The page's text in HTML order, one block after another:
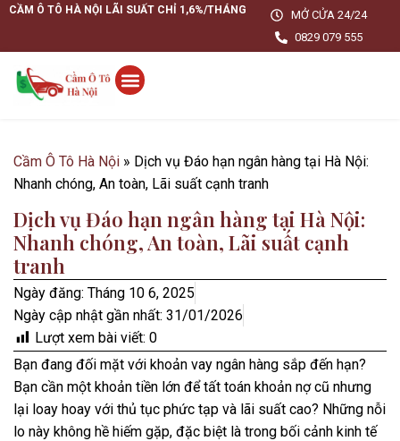
CẦM Ô TÔ HÀ NỘI LÃI SUẤT CHỈ 1,6%/THÁNG
MỞ CỬA 24/24
0829 079 555
Cầm Ô Tô Hà Nội » Dịch vụ Đáo hạn ngân hàng tại Hà Nội:
Nhanh chóng, An toàn, Lãi suất cạnh tranh
Dịch vụ Đáo hạn ngân hàng tại Hà Nội:
Nhanh chóng, An toàn, Lãi suất cạnh
tranh
Ngày đăng: Tháng 10 6, 2025
Ngày cập nhật gần nhất: 31/01/2026
Lượt xem bài viết: 0
Bạn đang đối mặt với khoản vay ngân hàng sắp đến hạn?
Bạn cần một khoản tiền lớn để tất toán khoản nợ cũ nhưng
lại loay hoay với thủ tục phức tạp và lãi suất cao? Những nỗi
lo này không hề hiếm gặp, đặc biệt là trong bối cảnh kinh tế